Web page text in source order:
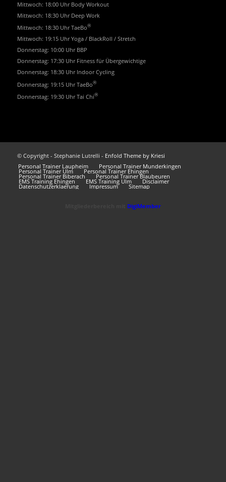
Mittwoch: 18:00 Uhr Body Workout
Mittwoch: 18:30 Uhr Deep Work
Mittwoch: 18:30 Uhr TaeBo®
Mittwoch: 19:15 Uhr Yoga / BlackRoll / Stretch
Donnerstag: 10:00 Uhr BBP
Donnerstag: 17:30 Uhr Fitness für Übergewichtige
Donnerstag: 18:30 Uhr Indoor Cycling
Donnerstag: 19:15 Uhr TaeBo®
Donnerstag: 19:30 Uhr Tai Chi®
© Copyright - Stephanie Lutrelli - Enfold Theme by Kriesi
Personal Trainer Laupheim
Personal Trainer Munderkingen
Personal Trainer Ulm Personal Trainer Ehingen
Personal Trainer Biberach Personal Trainer Blaubeuren
EMS Training Ehingen EMS Training Ulm Disclaimer
Datenschutzerklaerung Impressum Sitemap
DigiMember